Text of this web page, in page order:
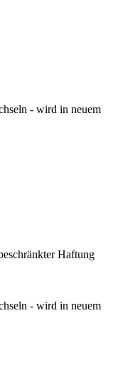
- wird in neuem
Haftung
- wird in neuem